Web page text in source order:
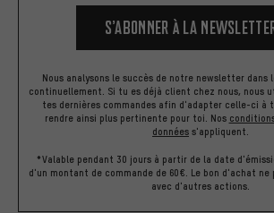
S’abonner à la
Nous analysons le succès de notre newsletter dans
continuellement. Si tu es déjà client chez nous, nous
tes dernières commandes afin d'adapter celle-ci à
rendre ainsi plus pertinente pour toi. Nos
données s'appliquent.
*Valable pendant 30 jours à partir de la date
d'un montant de commande de 60€. Le bon d'achat
avec d'autres actions.